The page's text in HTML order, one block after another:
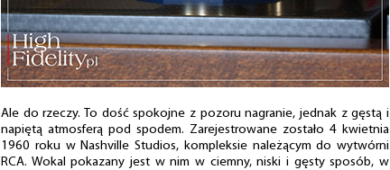
Ale do rzeczy. To dość spokojne z pozoru nagranie, jednak z gęstą i
napiętą atmosferą pod spodem. Zarejestrowane zostało 4 kwietnia
1960 roku w Nashville Studios, kompleksie należącym do wytwórni
RCA. Wokal pokazany jest w nim w ciemny, niski i gęsty sposób, w